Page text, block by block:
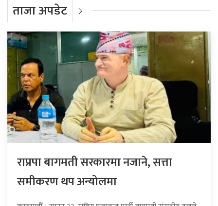
ताजा अपडेट
राप्रपा बागमती सरकारमा नजाने, सत्ता
समीकरण थप अन्योलमा